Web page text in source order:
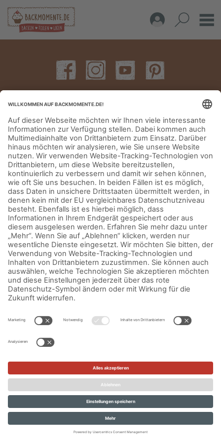
IMPRESSUM DATENSCHUTZERKLÄRUNG AGB KONTAKT
© Aurora Mühlen GmbH - Trettaustraße 49 – D-21107 Hamburg